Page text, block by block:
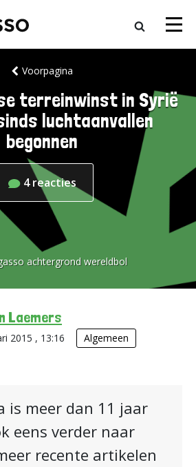
Voorpagina
terreinwinst in Syrië
luchtaanvallen
begonnen
4 reacties
achtergrond wereldbol
Laemers
2015 , 13:16 Algemeen
is meer dan 11 jaar
eens verder naar
recente artikelen